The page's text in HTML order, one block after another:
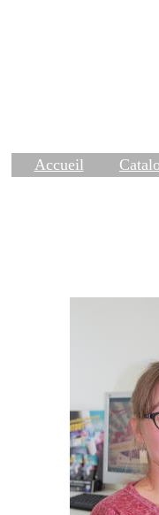
Accueil